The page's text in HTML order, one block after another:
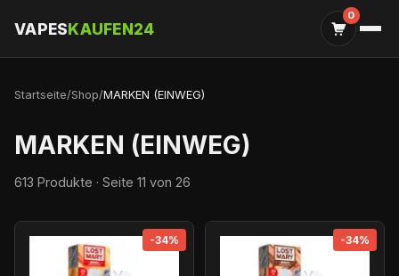
VAPESKAUFEN24
0
Startseite/Shop/MARKEN (EINWEG)
MARKEN (EINWEG)
613 Produkte · Seite 11 von 26
-34% -34%